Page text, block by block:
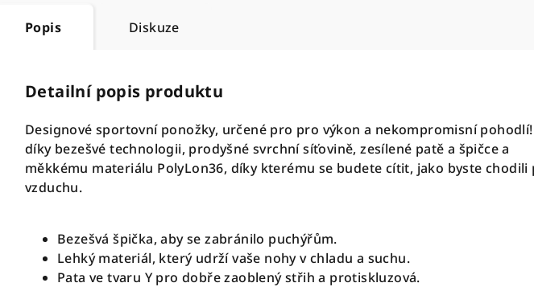
Popis Diskuze
Detailní popis produktu
Designové sportovní ponožky, určené pro pro výkon a nekompromisní pohodlí!
díky bezešvé technologii, prodyšné svrchní síťovině, zesílené patě a špičce a
měkkému materiálu PolyLon36, díky kterému se budete cítit, jako byste chodili
vzduchu.
Bezešvá špička, aby se zabránilo puchýřům.
Lehký materiál, který udrží vaše nohy v chladu a suchu.
Pata ve tvaru Y pro dobře zaoblený střih a protiskluzová.